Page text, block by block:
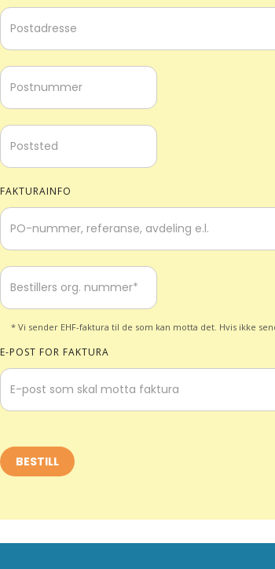
FAKTURAINFO
* Vi sender EHF-faktura til de som kan motta det. Hvis ikke
E-POST FOR FAKTURA